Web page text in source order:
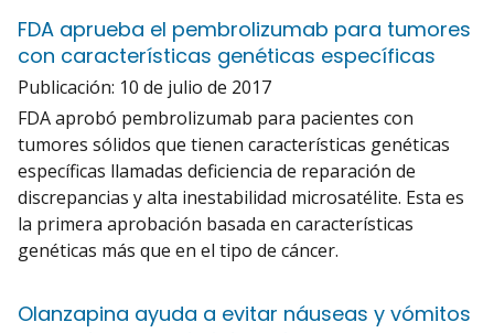
FDA aprueba el pembrolizumab para tumores
con características genéticas específicas
Publicación: 10 de julio de 2017
FDA aprobó pembrolizumab para pacientes con
tumores sólidos que tienen características genéticas
específicas llamadas deficiencia de reparación de
discrepancias y alta inestabilidad microsatélite. Esta es
la primera aprobación basada en características
genéticas más que en el tipo de cáncer.
Olanzapina ayuda a evitar náuseas y vómitos